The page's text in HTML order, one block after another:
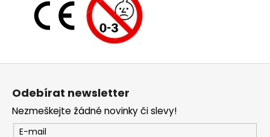
Z
Odebírat newsletter
Nezmeškejte žádné novinky či slevy!
E-mail